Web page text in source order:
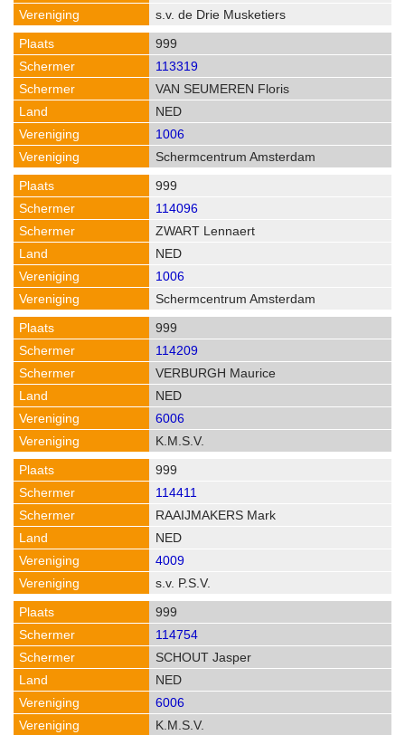
s.v. de Drie Musketiers
999
113319
VAN SEUMEREN Floris
NED
1006
Schermcentrum Amsterdam
999
114096
ZWART Lennaert
NED
1006
Schermcentrum Amsterdam
999
114209
VERBURGH Maurice
NED
6006
K.M.S.V.
999
114411
RAAIJMAKERS Mark
NED
4009
s.v. P.S.V.
999
114754
SCHOUT Jasper
NED
6006
K.M.S.V.